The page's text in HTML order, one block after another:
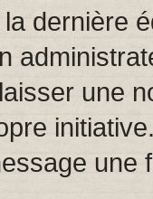
la dernière
une
une